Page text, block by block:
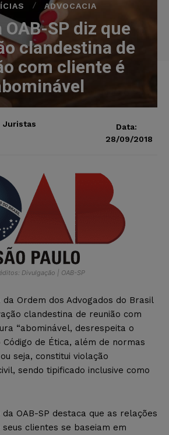
ADVOCACIA
OAB-SP diz que
clandestina de
com cliente é
Juristas
Data:
28/09/2018
Divulgação | OAB-SP
da Ordem dos Advogados do Brasil
clandestina de reunião com
“abominável, desrespeita o
Código de Ética, além de normas
seja, constitui violação
sendo tipificado inclusive como
da OAB-SP destaca que as relações
clientes se baseiam em